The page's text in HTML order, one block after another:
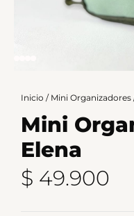
Inicio / Mini Organizadores
Mini
Elena
$ 49.900